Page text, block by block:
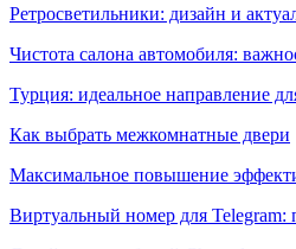
Ретросветильники: дизайн и
Чистота салона автомобиля:
Турция: идеальное направление
Как выбрать межкомнатные двери
Максимальное повышение
Виртуальный номер для Telegram: